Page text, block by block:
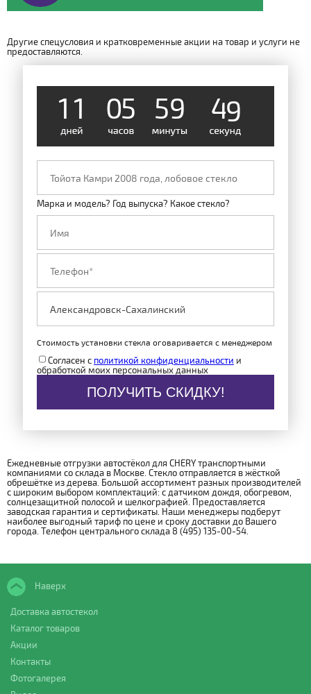
Другие спецусловия и кратковременные акции на товар и услуги не
предоставляются.
1 1 05 59 48
Марка и модель? Год выпуска? Какое стекло?
Стоимость установки стекла оговаривается с менеджером
Согласен с политикой конфиденциальности и
обработкой моих персональных данных
ПОЛУЧИТЬ СКИДКУ!
Ежедневные отгрузки автостёкол для CHERY транспортными
компаниями со склада в Москве. Стекло отправляется в жёсткой
обрешётке из дерева. Большой ассортимент разных производителей
с широким выбором комплектаций: с датчиком дождя, обогревом,
солнцезащитной полосой и шелкографией. Предоставляется
заводская гарантия и сертификаты. Наши менеджеры подберут
наиболее выгодный тариф по цене и сроку доставки до Вашего
города. Телефон центрального склада 8 (495) 135-00-54.
Наверх
Доставка автостекол
Каталог товаров
Акции
Контакты
Фотогалерея